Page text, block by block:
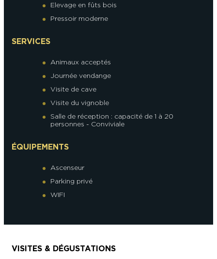
Elevage en fûts bois
Pressoir moderne
SERVICES
Animaux acceptés
Journée vendange
Visite de cave
Visite du vignoble
Salle de réception : capacité de 1 à 20
personnes - Conviviale
ÉQUIPEMENTS
Ascenseur
Parking privé
WIFI
VISITES & DÉGUSTATIONS